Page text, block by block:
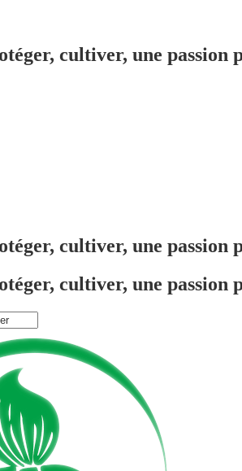
cultiver, une passion
cultiver, une passion
cultiver, une passion